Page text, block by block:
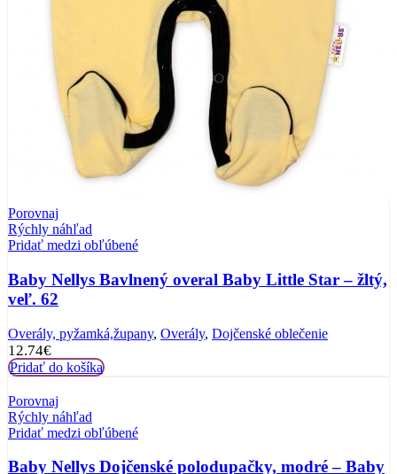
Porovnaj
Rýchly náhľad
Pridať medzi obľúbené
Baby Nellys Bavlnený overal Baby Little Star – žltý,
veľ. 62
Overály, pyžamká,župany, Overály, Dojčenské oblečenie
12.74€
Pridať do košíka
Porovnaj
Rýchly náhľad
Pridať medzi obľúbené
Baby Nellys Dojčenské polodupačky, modré – Baby